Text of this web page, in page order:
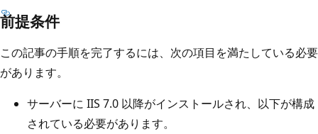
前提条件
この記事の手順を完了するには、次の項目を満たしている必要
があります。
サーバーに IIS 7.0 以降がインストールされ、以下が構成
されている必要があります。